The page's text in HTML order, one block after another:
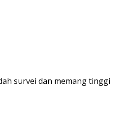
survei dan memang tinggi